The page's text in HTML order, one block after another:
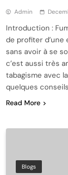
Admin
Introduction :
de profiter
sans avoir à se
c’est aussi très
tabagisme avec
quelques
Read More
Blogs